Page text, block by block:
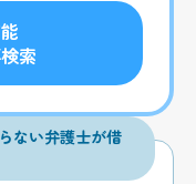
索
ない弁護士が借